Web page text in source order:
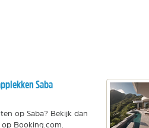
Saba
op Saba? Bekijk dan
Booking.com.